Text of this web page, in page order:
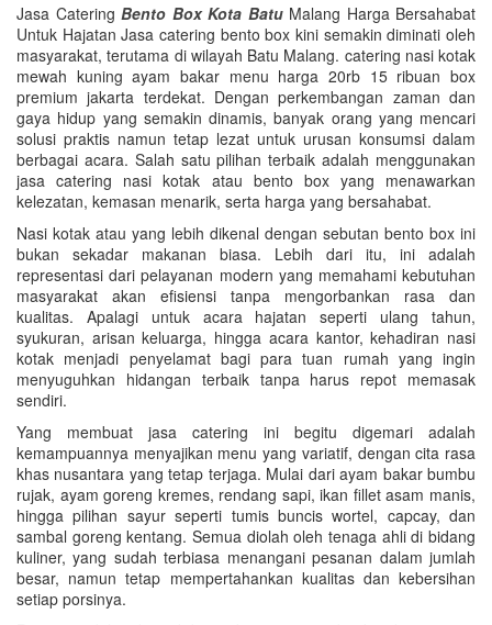
Jasa Catering Bento Box Kota BatuMalang Harga Bersahabat
Untuk Hajatan Jasa catering bento box kini semakin diminati oleh
masyarakat, terutama di wilayah Batu Malang. catering nasi kotak
mewah kuning ayam bakar menu harga 20rb 15 ribuan box
premium jakarta terdekat. Dengan perkembangan zaman dan
gaya hidup yang semakin dinamis, banyak orang yang mencari
solusi praktis namun tetap lezat untuk urusan konsumsi dalam
berbagai acara. Salah satu pilihan terbaik adalah menggunakan
jasa catering nasi kotak atau bento box yang menawarkan
kelezatan, kemasan menarik, serta harga yang bersahabat.
Nasi kotak atau yang lebih dikenal dengan sebutan bento box ini
bukan sekadar makanan biasa. Lebih dari itu, ini adalah
representasi dari pelayanan modern yang memahami kebutuhan
masyarakat akan efisiensi tanpa mengorbankan rasa dan
kualitas. Apalagi untuk acara hajatan seperti ulang tahun,
syukuran, arisan keluarga, hingga acara kantor, kehadiran nasi
kotak menjadi penyelamat bagi para tuan rumah yang ingin
menyuguhkan hidangan terbaik tanpa harus repot memasak
sendiri.
Yang membuat jasa catering ini begitu digemari adalah
kemampuannya menyajikan menu yang variatif, dengan cita rasa
khas nusantara yang tetap terjaga. Mulai dari ayam bakar bumbu
rujak, ayam goreng kremes, rendang sapi, ikan fillet asam manis,
hingga pilihan sayur seperti tumis buncis wortel, capcay, dan
sambal goreng kentang. Semua diolah oleh tenaga ahli di bidang
kuliner, yang sudah terbiasa menangani pesanan dalam jumlah
besar, namun tetap mempertahankan kualitas dan kebersihan
setiap porsinya.